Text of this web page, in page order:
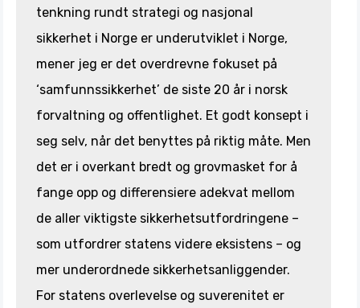
tenkning rundt strategi og nasjonal
sikkerhet i Norge er underutviklet i Norge,
mener jeg er det overdrevne fokuset på
‘samfunnssikkerhet’ de siste 20 år i norsk
forvaltning og offentlighet. Et godt konsept i
seg selv, når det benyttes på riktig måte. Men
det er i overkant bredt og grovmasket for å
fange opp og differensiere adekvat mellom
de aller viktigste sikkerhetsutfordringene –
som utfordrer statens videre eksistens – og
mer underordnede sikkerhetsanliggender.
For statens overlevelse og suverenitet er